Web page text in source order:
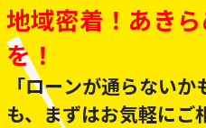
地域密着！あき
を！
「ローンが通らない
も、まずはお気軽に